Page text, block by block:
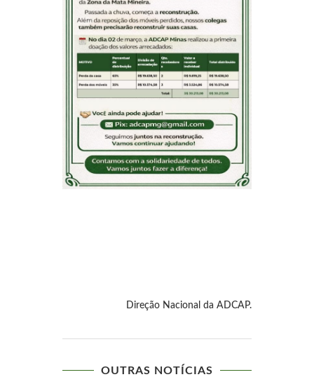
Direção Nacional da ADCAP.
OUTRAS NOTÍCIAS